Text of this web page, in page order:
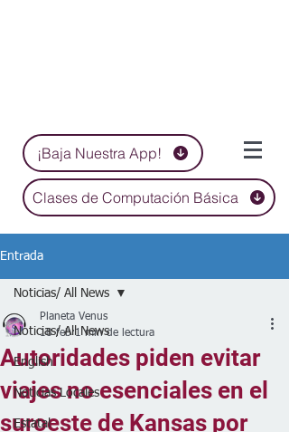
¡Baja Nuestra App!
Clases de Computación Básica
Entrada
Noticias/ All News
English
Noticias Locales
Estatal
Noticias/ All News
Autoridades piden evitar
viajes no esenciales en el
suroeste de Kansas por
Planeta Venus
18 feb 1 min de lectura